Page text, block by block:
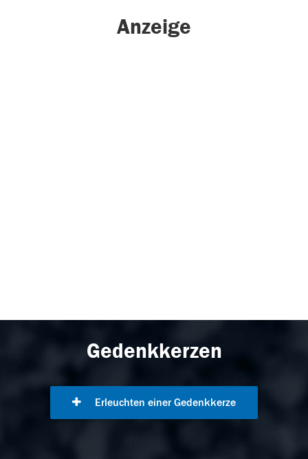
Anzeige
Gedenkkerzen
Erleuchten einer Gedenkkerze